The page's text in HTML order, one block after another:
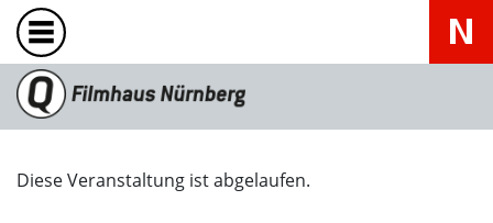
Diese Veranstaltung ist abgelaufen.